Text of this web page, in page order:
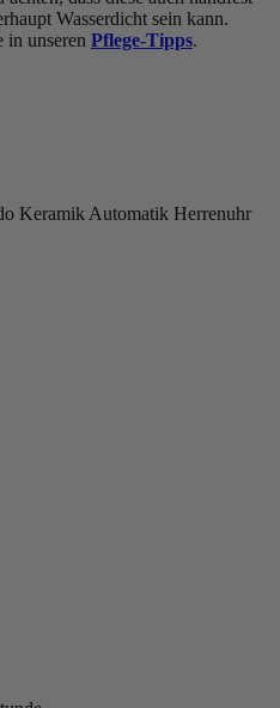
Wasserdicht sein kann.
in unseren Pflege-Tipps.
Keramik Automatik Herrenuhr